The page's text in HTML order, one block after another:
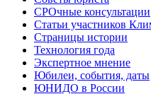
СРОчные консультации
Статьи участников
Страницы истории
Технология года
Экспертное мнение
Юбилеи, события, даты
ЮНИДО в России